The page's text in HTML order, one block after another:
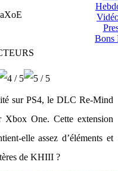
Bons
sur PS4, le DLC Re-Mind
One. Cette extension
elle assez d’éléments et
de KHIII ?